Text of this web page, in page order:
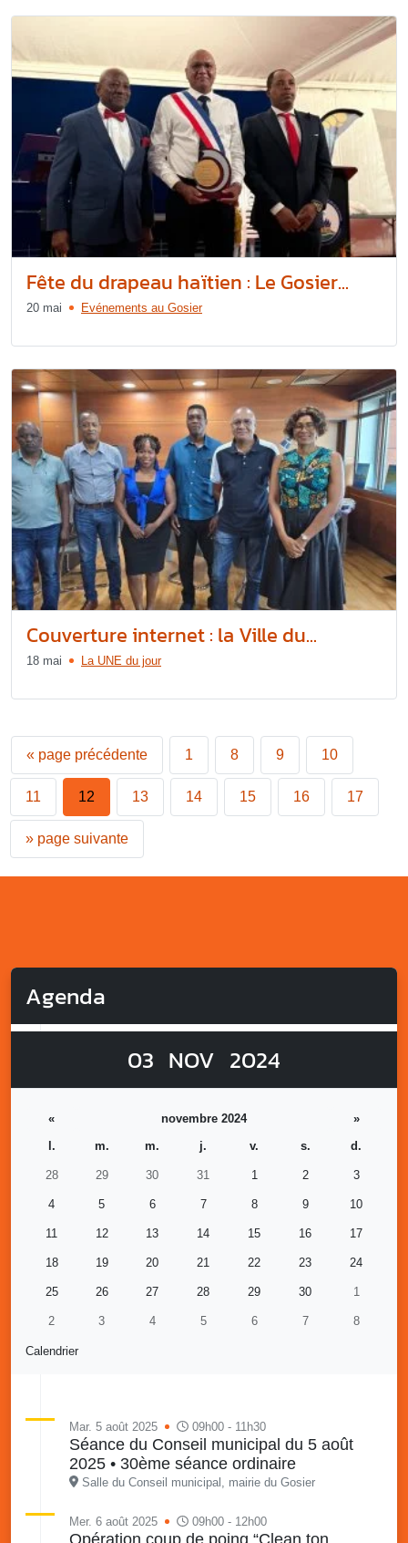
Fête du drapeau haïtien : Le Gosier...
20 mai Evénements au Gosier
Couverture internet : la Ville du...
18 mai La UNE du jour
« page précédente 1 8 9 10
11 12 13 14 15 16 17
» page suivante
Agenda
03 NOV 2024
Calendrier
« novembre 2024
»
l.
m. m. j. v. s. d.
28 29 30 31 1 2 3
4 5 6 7 8 9 10
11 12 13 14 15 16 17
18 19 20 21 22 23 24
25 26 27 28 29 30 1
2 3 4 5 6 7 8
Mar. 5 août 2025 09h00 - 11h30
Séance du Conseil municipal du 5 août
2025 • 30ème séance ordinaire
Salle du Conseil municipal, mairie du Gosier
Mer. 6 août 2025 09h00 - 12h00
Opération coup de poing “Clean ton